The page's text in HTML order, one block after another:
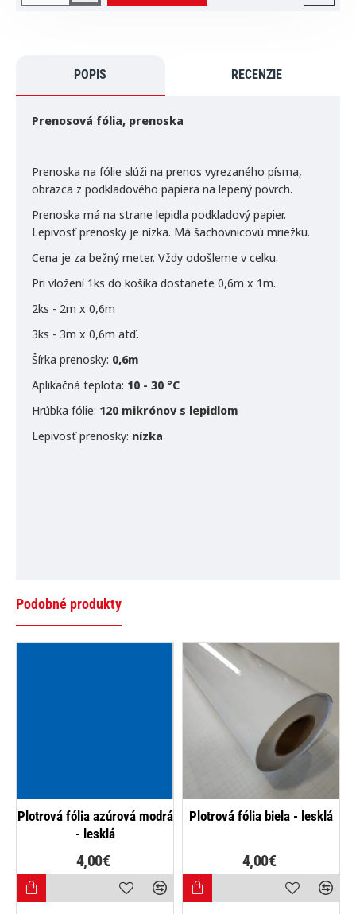
POPIS RECENZIE
Prenosová fólia, prenoska
Prenoska na fólie slúži na prenos vyrezaného písma,
obrazca z podkladového papiera na lepený povrch.
Prenoska má na strane lepidla podkladový papier.
Lepivosť prenosky je nízka. Má šachovnicovú mriežku.
Cena je za bežný meter. Vždy odošleme v celku.
Pri vložení 1ks do košíka dostanete 0,6m x 1m.
2ks - 2m x 0,6m
3ks - 3m x 0,6m atď.
Šírka prenosky: 0,6m
Aplikačná teplota: 10 - 30 °C
Hrúbka fólie: 120 mikrónov s lepidlom
Lepivosť prenosky: nízka
Podobné produkty
Plotrová fólia azúrová modrá
- lesklá
4,00€
NAJPREDÁVANEJŠIE
Plotrová fólia biela - lesklá
4,00€